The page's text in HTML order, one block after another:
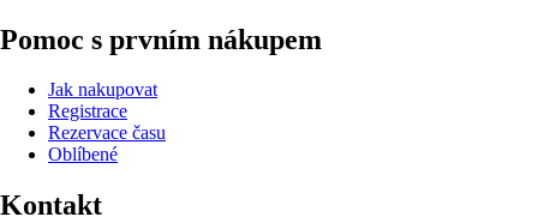
Pomoc s prvním nákupem
Jak nakupovat
Registrace
Rezervace času
Oblíbené
Kontakt